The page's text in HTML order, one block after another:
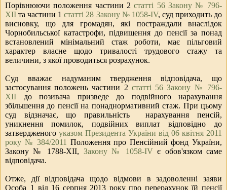
Порівнюючи положення частини 2 статті 56 Закону № 796-
ХІІ та частини 1 статті 28 Закону № 1058-IV, суд приходить до
висновку, що для громадян, які постраждали внаслідок
Чорнобильської катастрофи, підвищення до пенсії за понад
встановлений мінімальний стаж роботи, має пільговий
характер власне щодо тривалості трудового стажу та
величини, з якої проводиться розрахунок.
Суд вважає надуманим твердження відповідача, що
застосування положень частини 2 статті 56 Закону № 796-
ХІІ
до позивача призведе до подвійного нарахування
збільшення до пенсії на понаднормативний стаж. При цьому
суд відзначає, що правильність нарахування пенсій,
уникнення помилок, подвійних виплат відповідно до
затвердженого указом Президента України від 06 квітня 2011
року № 384/2011 Положення про Пенсійний фонд України,
Закону № 1788-XII, Закону № 1058-IV є обов'язком саме
відповідача.
Отже, дії відповідача щодо відмови в задоволенні заяви
Особа_1 від 16 серпня 2013 року про перерахунок їй пенсії